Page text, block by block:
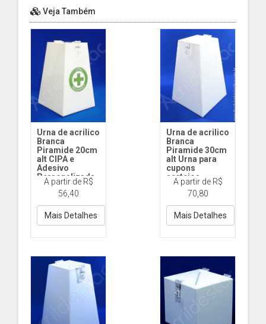
Veja Também
Urna de acrilico
Branca
Piramide 20cm
alt CIPA e
Adesivo
Personalizada
ST112 20cm
Acrilico Branca
A partir de R$
56,40
Mais Detalhes
Urna de acrilico
Branca
Piramide 30cm
alt Urna para
cupons
sorteios
ST112 30cm
Acrilico Branca
2mm
A partir de R$
70,80
Mais Detalhes